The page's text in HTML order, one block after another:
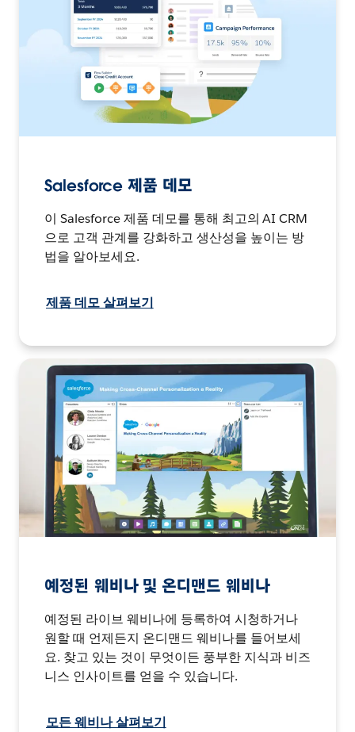
Salesforce 제품 데모
이 Salesforce 제품 데모를 통해 최고의 AI CRM
으로 고객 관계를 강화하고 생산성을 높이는 방
법을 알아보세요.
제품 데모 살펴보기
예정된 웨비나 및 온디맨드 웨비나
예정된 라이브 웨비나에 등록하여 시청하거나
원할 때 언제든지 온디맨드 웨비나를 들어보세
요. 찾고 있는 것이 무엇이든 풍부한 지식과 비즈
니스 인사이트를 얻을 수 있습니다.
모든 웨비나 살펴보기